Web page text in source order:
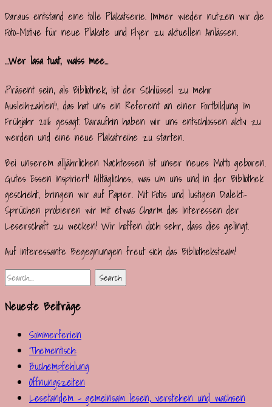
Daraus entstand eine tolle Plakatserie. Immer wieder nutzen wir die
Foto-Motive für neue Plakate und Flyer zu aktuellen Anlässen.
…Wer lasa tuat, waiss mee…
‚Präsent sein, als Bibliothek, ist der Schlüssel zu mehr
Ausleihzahlen!‘, das hat uns ein Referent an einer Fortbildung im
Frühjahr 2016 gesagt. Daraufhin haben wir uns entschlossen aktiv zu
werden und eine neue Plakatreihe zu starten.
Bei unserem alljährlichen Nachtessen ist unser neues Motto geboren.
Gutes Essen inspiriert! Alltägliches, was um uns und in der Bibliothek
geschieht, bringen wir auf Papier. Mit Fotos und lustigen Dialekt-
Sprüchen probieren wir mit etwas Charm das Interessen der
Leserschaft zu wecken! Wir hoffen doch sehr, dass dies gelingt.
Auf interessante Begegnungen freut sich das Bibliotheksteam!
Neueste Beiträge
Sommerferien
Thementisch:
Buchempfehlung
Öffnungszeiten
Lesetandem – gemeinsam lesen, verstehen und wachsen